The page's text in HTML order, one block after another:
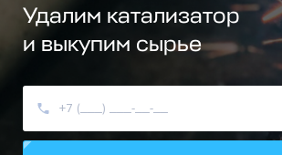
Удалим катализатор
и выкупим сырье